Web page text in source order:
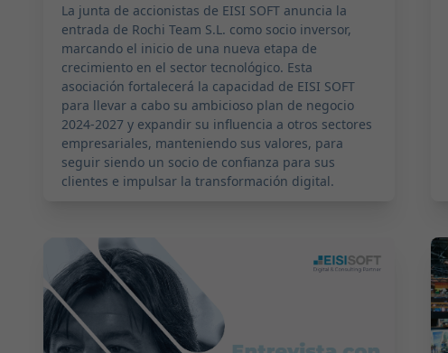
La junta de accionistas de EISI SOFT anuncia la
entrada de Rochi Team S.L. como socio inversor,
marcando el inicio de una nueva etapa de
crecimiento en el sector tecnológico. Esta
asociación fortalecerá la capacidad de EISI SOFT
para llevar a cabo su ambicioso plan de negocio
2024-2027 y expandir su influencia a otros sectores
empresariales, manteniendo sus valores, para
seguir siendo un socio de confianza para sus
clientes e impulsar la transformación digital.
2024-02-23 10:30:00